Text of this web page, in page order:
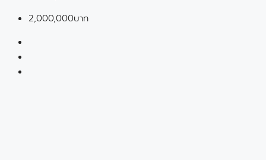
2,000,000บาท